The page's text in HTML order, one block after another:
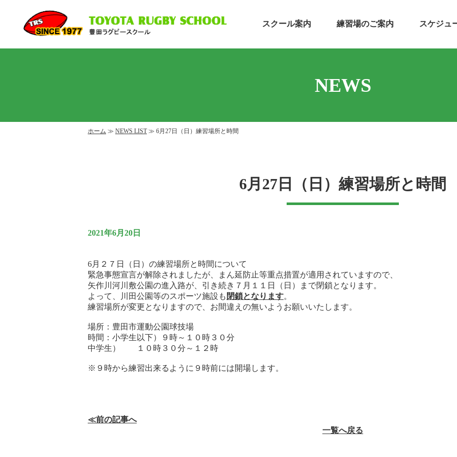
スクール案内 練習場のご案内 スケジュ
NEWS
ホーム ≫ NEWS LIST≫ 6月27日（日）練習場所と時間
6月27日（日）練習場所と時間
2021年6月20日
6月２７日（日）の練習場所と時間について
緊急事態宣言が解除されましたが、まん延防止等重点措置が適用されていますので、
矢作川河川敷公園の進入路が、引き続き７月１１日（日）まで閉鎖となります。
よって、川田公園等のスポーツ施設も 閉鎖となります。
練習場所が変更となりますので、お間違えの無いようお願いいたします。
場所：豊田市運動公園球技場
時間：小学生以下）９時～１０時３０分
中学生） １０時３０分～１２時
※９時から練習出来るように９時前には開場します。
≪前の記事へ
一覧へ戻る